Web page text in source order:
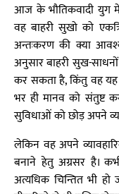
आज के भौतिकवादी युग में
वह बाहरी सुखो को
अन्तःकरण की क्या
अनुसार बाहरी सुख-
कर सकता है, किंतु वह यह
भर ही मानव को संतुष्ट
सुविधाओं को छोड़ अपने
लेकिन वह अपने
बनाने हेतु अग्रसर है।
अत्यधिक चिन्तित भी